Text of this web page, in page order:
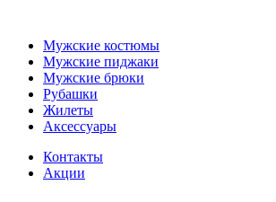
Мужские костюмы
Мужские пиджаки
Мужские брюки
Рубашки
Жилеты
Аксессуары
Контакты
Акции